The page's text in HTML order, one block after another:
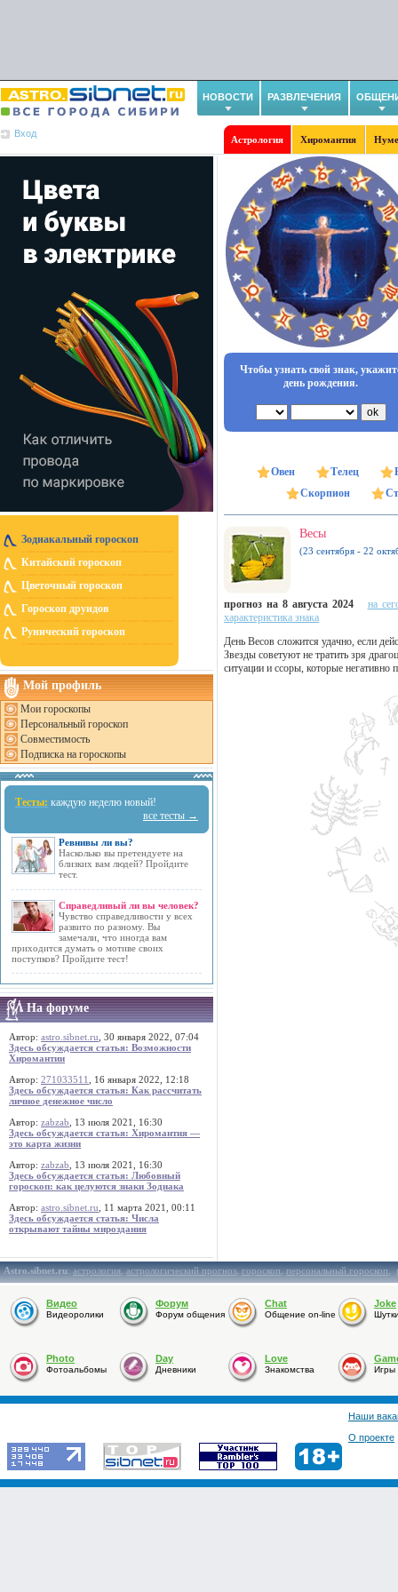
НОВОСТИ РАЗВЛЕЧЕНИЯ
Вход
Астрология Хиромантия
Зодиакальный гороскоп
Китайский гороскоп
Цветочный гороскоп
Гороскоп друидов
Рунический гороскоп
Мой профиль
Мои гороскопы
Персональный гороскоп
Совместимость
Подписка на гороскопы
Тесты: каждую неделю новый!
все тесты →
Ревнивы ли вы?
Насколько вы претендуете на
близких вам людей? Пройдите
тест.
Справедливый ли вы человек?
Чувство справедливости у всех
развито по разному. Вы
замечали, что иногда вам
приходится думать о мотиве своих
поступков? Пройдите тест!
На форуме
Автор: astro.sibnet.ru , 30 января 2022, 07:04
Здесь обсуждается статья: Возможности
Хиромантии
Автор: 271033511
, 16 января 2022, 12:18
Здесь обсуждается статья: Как рассчитать
личное денежное число
Автор: zabzab , 13 июля 2021, 16:30
Здесь обсуждается статья: Хиромантия —
это карта жизни
Автор: zabzab , 13 июля 2021, 16:30
Здесь обсуждается статья: Любовный
гороскоп: как целуются знаки Зодиака
Автор: astro.sibnet.ru , 11 марта 2021, 00:11
Здесь обсуждается статья: Числа
открывают тайны мироздания
Чтобы узнать свой знак,
день рождения.
Овен Телец
Скорпион
Весы
(23 сентября - 22
прогноз на 8 августа 2024
на
характеристика знака
День Весов сложится удачно, если
Звезды советуют не тратить зря
ситуации и ссоры, которые
Astro.sibnet.ru:астрология,астрологический прогноз,гороскоп,персональный гороскоп,
Видео
Видеоролики
Форум
Форум общения
Chat
Общение on-line
Joke
Photo
Фотоальбомы
Day
Дневники
Love
Знакомства Игры
Наши
О проекте